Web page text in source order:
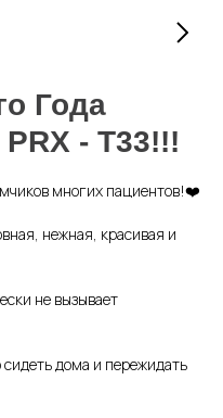
Года
- T33!!!
многих пациентов!❤️
нежная, красивая и
не вызывает
дома и пережидать